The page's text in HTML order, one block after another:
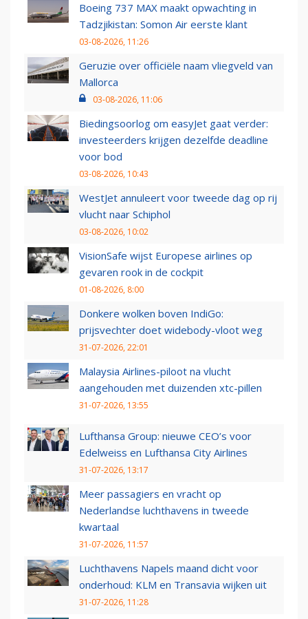
Boeing 737 MAX maakt opwachting in
Tadzjikistan: Somon Air eerste klant
03-08-2026, 11:26
Geruzie over officiële naam vliegveld van
Mallorca
03-08-2026, 11:06
Biedingsoorlog om easyJet gaat verder:
investeerders krijgen dezelfde deadline
voor bod
03-08-2026, 10:43
WestJet annuleert voor tweede dag op rij
vlucht naar Schiphol
03-08-2026, 10:02
VisionSafe wijst Europese airlines op
gevaren rook in de cockpit
01-08-2026, 8:00
Donkere wolken boven IndiGo:
prijsvechter doet widebody-vloot weg
31-07-2026, 22:01
Malaysia Airlines-piloot na vlucht
aangehouden met duizenden xtc-pillen
31-07-2026, 13:55
Lufthansa Group: nieuwe CEO’s voor
Edelweiss en Lufthansa City Airlines
31-07-2026, 13:17
Meer passagiers en vracht op
Nederlandse luchthavens in tweede
kwartaal
31-07-2026, 11:57
Luchthavens Napels maand dicht voor
onderhoud: KLM en Transavia wijken uit
31-07-2026, 11:28